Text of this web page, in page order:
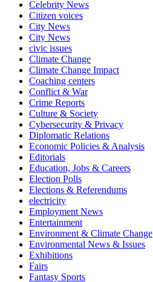
Celebrity News
Citizen voices
City News
City News
civic issues
Climate Change
Climate Change Impact
Coaching centers
Conflict & War
Crime Reports
Culture & Society
Cybersecurity & Privacy
Diplomatic Relations
Economic Policies & Analysis
Editorials
Education, Jobs & Careers
Election Polls
Elections & Referendums
electricity
Employment News
Entertainment
Environment & Climate Change
Environmental News & Issues
Exhibitions
Fairs
Fantasy Sports